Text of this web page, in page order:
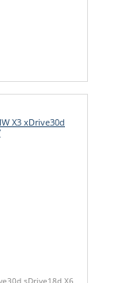
sDrive18d X6